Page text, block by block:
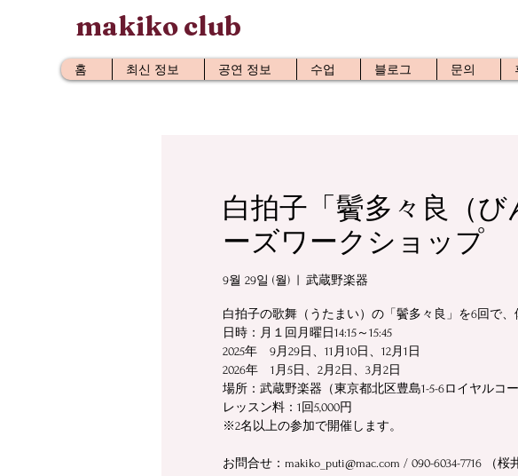
makiko club
홈 최신 정보 공연 정보 수업 블로그 문의
白拍子「鬢多々良（
ーズワークショップ
9월 29일 (월)
  |
武蔵野楽器
白拍子の歌舞（うたまい）の「鬢多々良」を6回で、
日時：月１回月曜日14:15～15:45
2025年 9月29日、11月10日、12月1日
2026年 1月5日、2月2日、3月2日
場所：武蔵野楽器（東京都北区豊島1-5-6ロイヤルコー
レッスン料：1回5,000円
※2名以上の参加で開催します。
お問合せ：makiko_puti@mac.com / 090-6034-7716 （桜